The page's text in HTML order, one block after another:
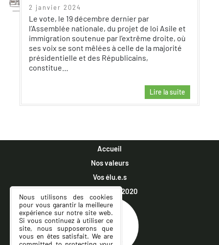
2 janvier 2024
Le vote, le 19 décembre dernier par
l’Assemblée nationale, du projet de loi Asile et
immigration soutenue par l’extrême droite, où
ses voix se sont mêlées à celle de la majorité
présidentielle et des Républicains,
constitue…
Lire la suite
Accueil
Nos valeurs
Vos élu.e.s
Municipales 2020
Nous utilisons des cookies
pour vous garantir la meilleure
expérience sur notre site web.
Si vous continuez à utiliser ce
site, nous supposerons que
vous en êtes satisfait. We are